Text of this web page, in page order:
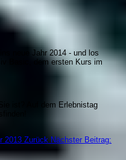
neue Jahr 2014 - und los
Basic, dem ersten Kurs im
ist? Auf dem Erlebnistag
2013 Zurück Nächster Beitrag: